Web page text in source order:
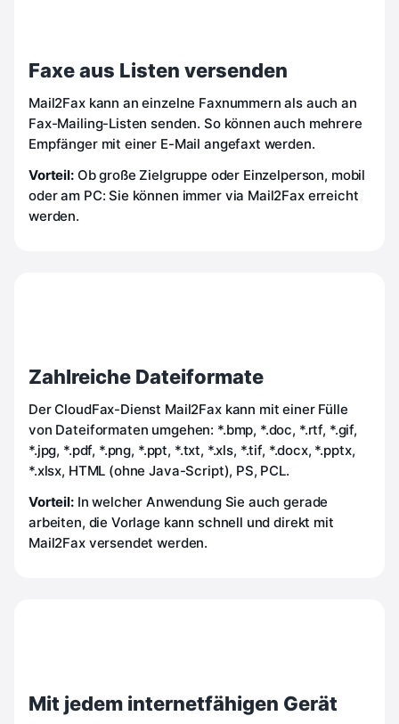
Faxe aus Listen versenden
Mail2Fax kann an einzelne Faxnummern als auch an
Fax-Mailing-Listen senden. So können auch mehrere
Empfänger mit einer E-Mail angefaxt werden.
Vorteil:Ob große Zielgruppe oder Einzelperson, mobil
oder am PC: Sie können immer via Mail2Fax erreicht
werden.
Zahlreiche Dateiformate
Der CloudFax-Dienst Mail2Fax kann mit einer Fülle
von Dateiformaten umgehen: *.bmp, *.doc, *.rtf, *.gif,
*.jpg, *.pdf, *.png, *.ppt, *.txt, *.xls, *.tif, *.docx, *.pptx,
*.xlsx, HTML (ohne Java-Script), PS, PCL.
Vorteil:In welcher Anwendung Sie auch gerade
arbeiten, die Vorlage kann schnell und direkt mit
Mail2Fax versendet werden.
Mit jedem internetfähigen Gerät